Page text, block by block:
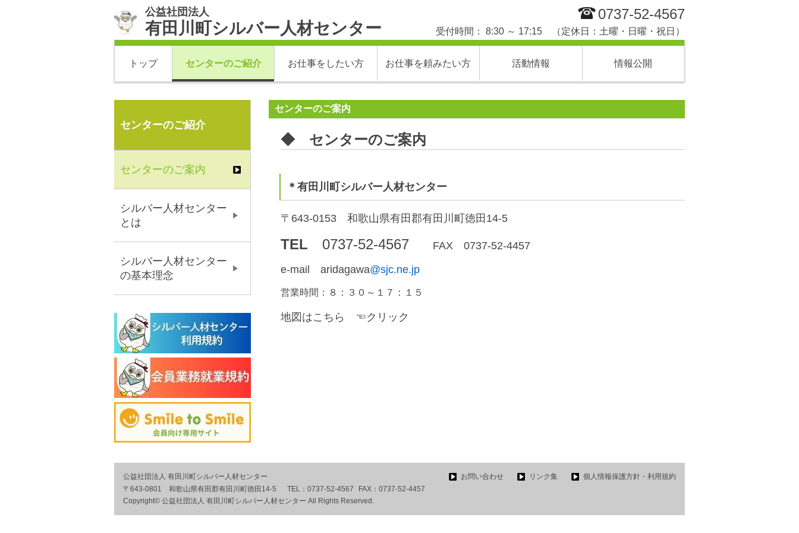
公益社団法人
有田川町シルバー人材センター
0737-52-4567
受付時間： 8:30 ～ 17:15 （定休日：土曜・日曜・祝日）
トップ センターのご紹介 お仕事をしたい方 お仕事を頼みたい方 活動情報 情報公開
センターのご案内
◆ センターのご案内
＊有田川町シルバー人材センター
〒643-0153 和歌山県有田郡有田川町徳田14-5
TEL 0737-52-4567
FAX 0737-52-4457
e-mail aridagawa@sjc.ne.jp
営業時間：８：３０～１７：１５
地図はこちら ☜クリック
センターのご紹介
センターのご案内
シルバー人材センター
とは
シルバー人材センター
の基本理念
公益社団法人 有田川町シルバー人材センター
〒643-0801 和歌山県有田郡有田川町徳田14-5
TEL： 0737-52-4567 FAX： 0737-52-4457
Copyright© 公益社団法人 有田川町シルバー人材センター All Rights Reserved.
お問い合わせ リンク集 個人情報保護方針・利用規約